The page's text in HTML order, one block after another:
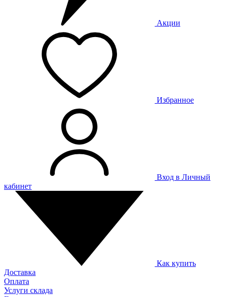
Акции
Избранное
Вход в Личный
кабинет
Как купить
Доставка
Оплата
Услуги склада